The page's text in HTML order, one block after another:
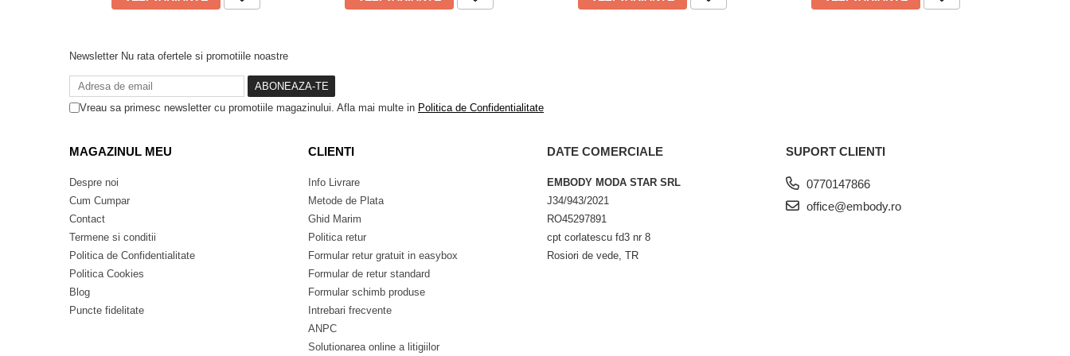
o temperatura de maxim 30°C pentru a proteja atat tesatura, cat si imprimeul.
Sortare: Spalati intotdeauna alaturi de haine in culori similare (nuante de mov, roz,
albastru deschis) pentru a preveni orice transfer de culoare.
Uscare:Se recomanda uscarea naturala, la aer, ferit de lumina directa a soarelui, care
poate decolora materialul. Nu este recomandata folosirea uscatorului automat la
medie).ATENTIE: Nu calcati niciodata direct peste imprimeu!
pe dos inainte de a o introduce in masina de spalat.
Newsletter Nu rata ofertele si promotiile noastre
Vreau sa primesc newsletter cu promotiile magazinului. Afla mai multe in Politica de Confidentialitate
MAGAZINUL MEU
Despre noi
Cum Cumpar
Contact
Termene si conditii
Politica de Confidentialitate
Politica Cookies
Blog
Puncte fidelitate
CLIENTI
Info Livrare
Metode de Plata
Ghid Marim
Politica retur
Formular retur gratuit in easybox
Formular de retur standard
Formular schimb produse
Intrebari frecvente
ANPC
Solutionarea online a litigiilor
DATE COMERCIALE
EMBODY MODA STAR SRL
J34/943/2021
RO45297891
cpt corlatescu fd3 nr 8
Rosiori de vede, TR
SUPORT CLIENTI
0770147866
office@embody.ro